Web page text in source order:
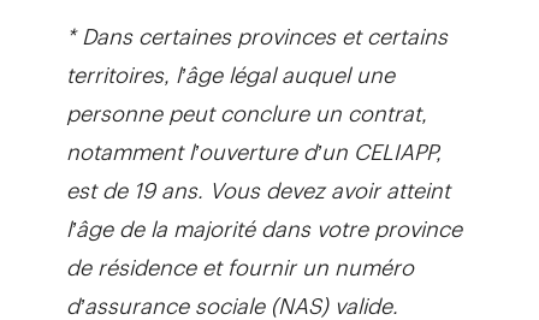
* Dans certaines provinces et certains
territoires, l’âge légal auquel une
personne peut conclure un contrat,
notamment l’ouverture d’un CELIAPP,
est de 19 ans. Vous devez avoir atteint
l’âge de la majorité dans votre province
de résidence et fournir un numéro
d’assurance sociale (NAS) valide.